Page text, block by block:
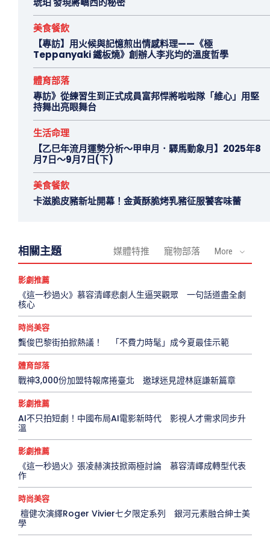
美食餐飲
【專訪】用火候與記憶煎出情感料理——《極
Teppanyaki 鐵板燒》創辦人李兆均的溫度哲學
體育部落
專訪》從練習生到正式成員富邦悍將啦啦隊「維心」用堅
持舞出亮眼舞台
生活命理
【乙巳年流月運勢分析～甲申月．驛馬動象月】2025年8
月7日～9月7日(下)
美食餐飲
卡滋脆皮豬新址開幕！金黃酥脆烤乳豬征服饕客味蕾
相關主題 媒體特推 寵物部落 More
影劇推薦
《這一秒過火》慕容清嶧悲劇人生逼哭觀眾 一句話道盡全劇
核心
時尚美容
龔俊巴黎街拍掀熱議！ 「不費力時髦」成今夏最佳示範
體育部落
戰神3,000份加盟特報席捲臺北 邀球迷見證林庭謙新篇章
影劇推薦
AI不只拍短劇！中國布局AI電影新時代 影視人才需求同步升
溫
影劇推薦
《這一秒過火》張凌赫演技掀兩極討論 慕容清嶧成轉型代表
作
時尚美容
檀健次演繹Roger Vivier七夕限定系列 銀河元素融合紳士美
學